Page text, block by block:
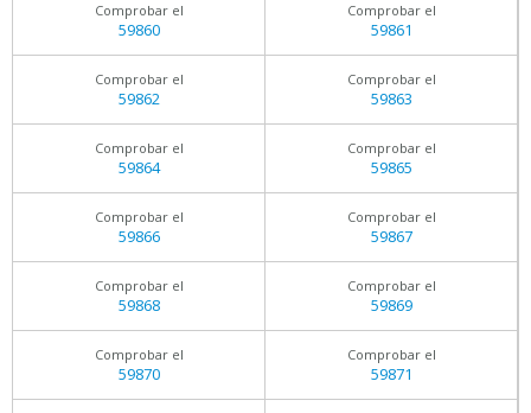
Comprobar el
59860
Comprobar el
59861
Comprobar el
59862
Comprobar el
59863
Comprobar el
59864
Comprobar el
59865
Comprobar el
59866
Comprobar el
59867
Comprobar el
59868
Comprobar el
59869
Comprobar el
59870
Comprobar el
59871